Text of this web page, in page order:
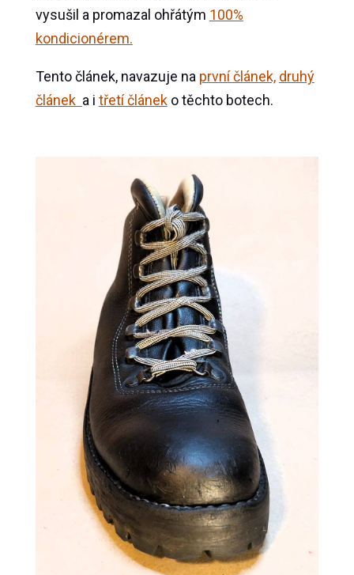
vysušil a promazal ohřátým 100%
kondicionérem.
Tento článek, navazuje na první článek, druhý
článek a i třetí článeko těchto botech.